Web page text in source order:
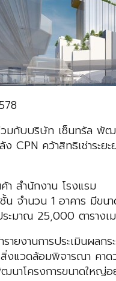
กับบริษัท เซ็นทรัล พั
CPN คว้าสิทธิเช่าระ
สำนักงาน โรงแรม
จำนวน 1 อาคาร มีขน
มาณ 25,000 ตารา
ยงานการประเมินผ
งแวดล้อมพิจารณา คา
นาโครงการขนาดใหญ่